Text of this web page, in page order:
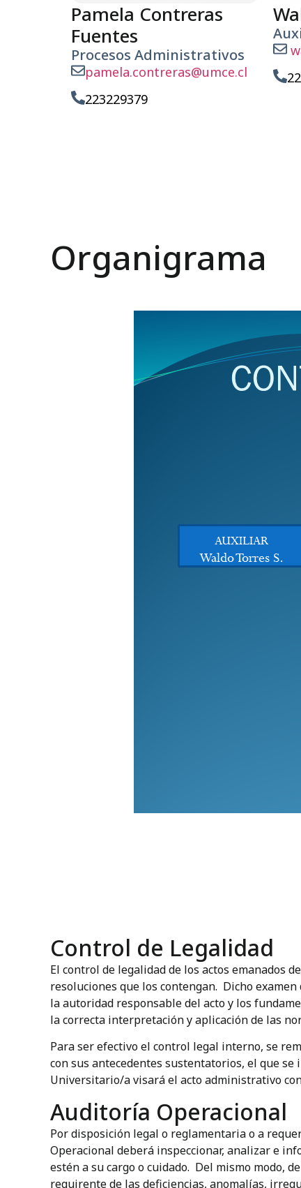
Pamela Contreras
Fuentes
Procesos Administrativos
pamela.contreras@umce.cl
223229379
Organigrama
Control de Legalidad
El control de legalidad de los actos emanados
resoluciones que los contengan. Dicho
la autoridad responsable del acto y los
la correcta interpretación y aplicación de las
Para ser efectivo el control legal interno, se
con sus antecedentes sustentatorios, el que
Universitario/a visará el acto administrativo
Auditoría Operacional
Por disposición legal o reglamentaria o a
Operacional deberá inspeccionar, analizar e
estén a su cargo o cuidado. Del mismo modo,
requirente de las deficiencias, anomalías,